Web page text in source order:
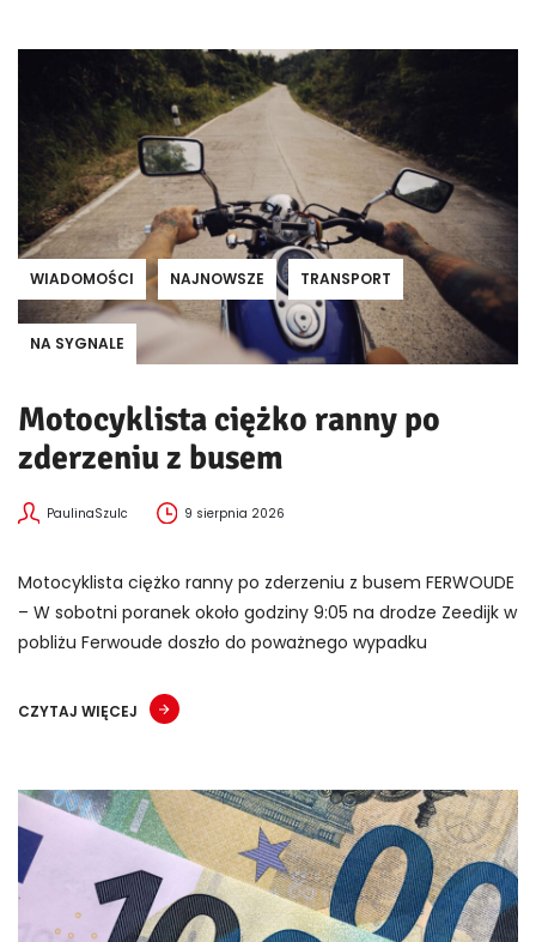
WIADOMOŚCI NAJNOWSZE TRANSPORT
NA SYGNALE
Motocyklista ciężko ranny po
zderzeniu z busem
PaulinaSzulc 9 sierpnia 2026
Motocyklista ciężko ranny po zderzeniu z busem FERWOUDE
– W sobotni poranek około godziny 9:05 na drodze Zeedijk w
pobliżu Ferwoude doszło do poważnego wypadku
CZYTAJ WIĘCEJ